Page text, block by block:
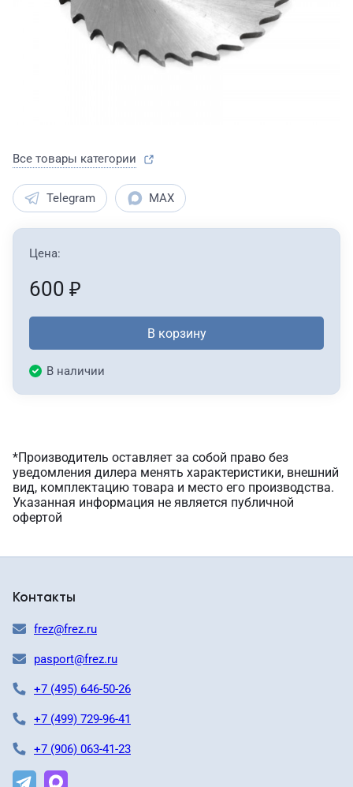
Все товары категории
Telegram MAX
Цена:
600 ₽
В корзину
В наличии
*Производитель оставляет за собой право без
уведомления дилера менять характеристики, внешний
вид, комплектацию товара и место его производства.
Указанная информация не является публичной
офертой
Контакты
frez@frez.ru
pasport@frez.ru
+7 (495) 646-50-26
+7 (499) 729-96-41
+7 (906) 063-41-23